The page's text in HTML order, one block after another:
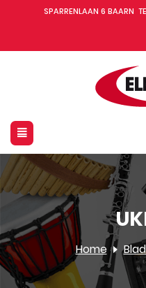
SPARRENLAAN 6 BAARN
Home